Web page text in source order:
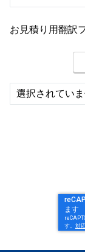
お見積り用翻訳
選択されてい